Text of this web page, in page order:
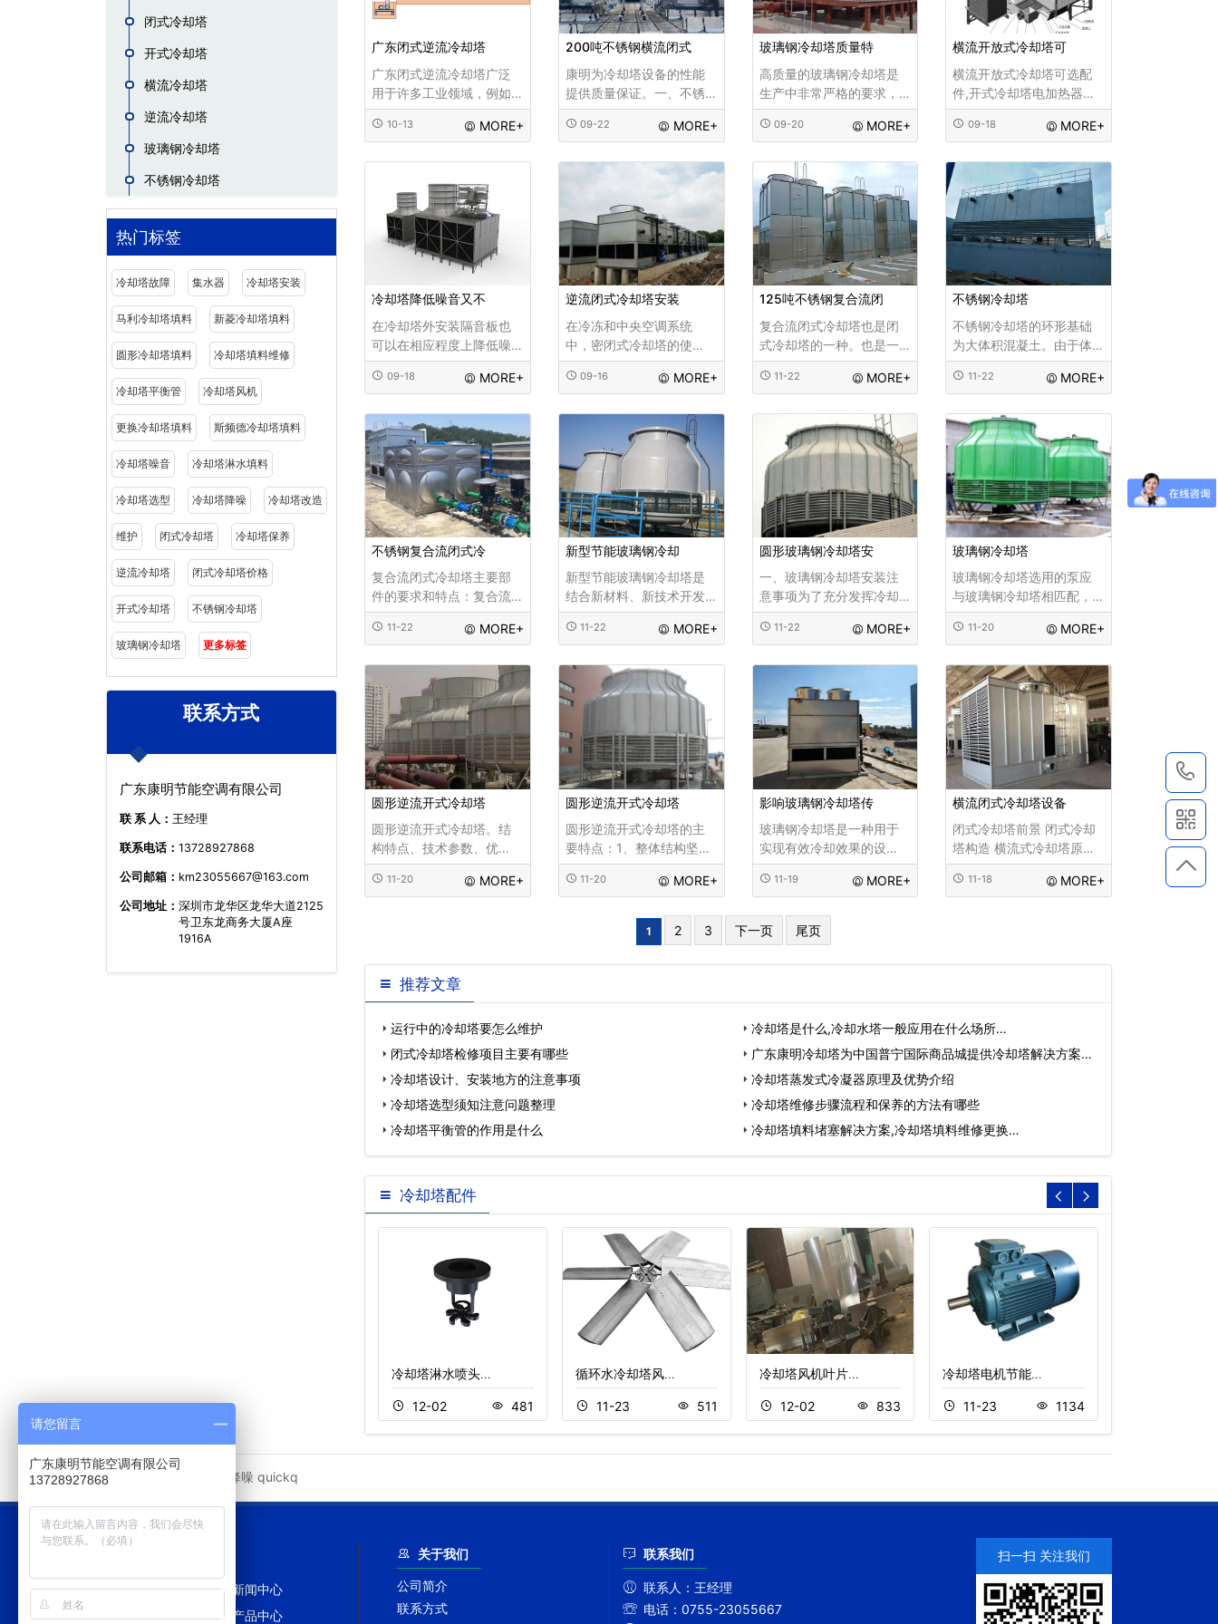
闭式冷却塔
开式冷却塔
横流冷却塔
逆流冷却塔
玻璃钢冷却塔
不锈钢冷却塔
热门标签
冷却塔故障 集水器 冷却塔安装
马利冷却塔填料 新菱冷却塔填料
圆形冷却塔填料 冷却塔填料维修
冷却塔平衡管 冷却塔风机
更换冷却塔填料 斯频德冷却塔填料
冷却塔噪音 冷却塔淋水填料
冷却塔选型 冷却塔降噪 冷却塔改造
维护 闭式冷却塔 冷却塔保养
逆流冷却塔 闭式冷却塔价格
开式冷却塔 不锈钢冷却塔
玻璃钢冷却塔 更多标签
联系方式
广东康明节能空调有限公司
联 系 人： 王经理
联系电话： 13728927868
公司邮箱： km23055667@163.com
公司地址： 深圳市龙华区龙华大道2125
号卫东龙商务大厦A座
1916A
广东闭式逆流冷却塔
广东闭式逆流冷却塔广泛
用于许多工业领域，例如
化学，钢铁，食品，汽车
制造和中央空调。产品优
液体介质在盘管中流动，
这可以防止冷却水被外部
环境污染。管道中冷却水
的热量通过塔中
10-13 MORE+
200吨不锈钢横流闭式
康明为冷却塔设备的性能
提供质量保证。一、不锈
钢横流闭式冷却塔参考数
据：湿球温度28，安装地
式冷却塔主要材料配件，
供货范围(1)一座闭式冷却
塔(包括、风机、盘管、喷
淋泵系统等。).(2)一套辅机
2T
09-22 MORE+
玻璃钢冷却塔质量特
高质量的玻璃钢冷却塔是
生产中非常严格的要求，
所以每一步都要做仔细!首
先来说说广东康明节能空
塔，我们又是如何控制冷
却塔质量的...
09-20 MORE+
横流开放式冷却塔可
横流开放式冷却塔可选配
件,开式冷却塔电加热器、
减震器、冷却塔闸板直
管、弯头、防护栏杆、自
塔电机、冷却塔电气柜、
冷却塔供水装置、冷却塔
配料罐...
09-18 MORE+
冷却塔降低噪音又不
在冷却塔外安装隔音板也
可以在相应程度上降低噪
声，但缺点是冷却塔的通
风会减少，冷却塔的热交
制方面，低频或极低频的
衰减很小，这使空调系统
易于发生高压跳闸，设备
故障，能耗增加等问题...
09-18 MORE+
逆流闭式冷却塔安装
在冷冻和中央空调系统
中，密闭式冷却塔的使
用，保证了冷凝系统的稳
定高效换热，延长了设备
09-16 MORE+
125吨不锈钢复合流闭
复合流闭式冷却塔也是闭
式冷却塔的一种。也是一
种冷却塔，在水塔内部安
装管壳式换热器，外部循
的喷射水产生热交换，从
而达到冷却的效果...
11-22 MORE+
不锈钢冷却塔
不锈钢冷却塔的环形基础
为大体积混凝土。由于体
积厚度大，周长长，混凝
土一次浇筑成型容易出现
总结和讨论多年经验的基
础上，进行了改进，并进
一步采取了防腐措施：进
行了改进，并进一步采...
11-22 MORE+
不锈钢复合流闭式冷
复合流闭式冷却塔主要部
件的要求和特点：复合流
闭式冷却塔的工作原理
是，设备运行时，设备产
过管道流向盘管，盘管被
喷淋水持续冷却...
11-22 MORE+
新型节能玻璃钢冷却
新型节能玻璃钢冷却塔是
结合新材料、新技术开发
的新型冷却塔产品。冷却
塔外壳应采用优质树脂、
和韧性高、抗弯强度好、
表面光泽好的材料。金属
框
11-22 MORE+
圆形玻璃钢冷却塔安
一、玻璃钢冷却塔安装注
意事项为了充分发挥冷却
塔的功能，应选择好安装
地点。(1)应放在通风良
入冷却塔...
11-22 MORE+
玻璃钢冷却塔
玻璃钢冷却塔选用的泵应
与玻璃钢冷却塔相匹配，
以保证流量、扬程等工艺
要求。1、玻璃钢冷却塔的
用、耐腐蚀、装配配合准
确。2、均匀布水、少壁
流、喷淋装置选择合理...
11-20 MORE+
圆形逆流开式冷却塔
圆形逆流开式冷却塔。结
构特点、技术参数、优
点、适用范围， 圆形逆
流玻璃钢冷却塔采用逆流
布水，布水均匀，冷却效
果增强...
11-20 MORE+
圆形逆流开式冷却塔
圆形逆流开式冷却塔的主
要特点：1、整体结构坚固
轻巧，机身和水盘采用玻
璃钢材质，永不腐蚀。带
理可以抵抗阳光的伤害。
2、所有钢材均为热浸镀
锌，耐
11-20 MORE+
影响玻璃钢冷却塔传
玻璃钢冷却塔是一种用于
实现有效冷却效果的设
备，其安装位置主要取决
于散热片、风机风量、冷
风条件。散热片是冷却塔
的核心组件，小型冷却塔
通常采用热压或热吸式聚
塔则主要采
11-19 MORE+
横流闭式冷却塔设备
闭式冷却塔前景 闭式冷却
塔构造 横流式冷却塔原理
什么是横流式冷却塔 冷却
塔横流与逆流 横流式冷却
11-18 MORE+
1 2 3 下一页 尾页
推荐文章
运行中的冷却塔要怎么维护
冷却塔是什么,冷却水塔一般应用在什么场所…
闭式冷却塔检修项目主要有哪些
广东康明冷却塔为中国普宁国际商品城提供冷却塔解决方案…
冷却塔设计、安装地方的注意事项
冷却塔蒸发式冷凝器原理及优势介绍
冷却塔选型须知注意问题整理
冷却塔维修步骤流程和保养的方法有哪些
冷却塔平衡管的作用是什么
冷却塔填料堵塞解决方案,冷却塔填料维修更换…
冷却塔配件
11-23 848 12-02
冷却塔淋水喷头…
12-02 481
循环水冷却塔风…
11-23 511
冷却塔风机叶片…
12-02 833
冷却塔电机节能…
11-23 1134
冷却塔降噪 quickq
网站首页
新闻中心
冷却塔百科
产品中心
关于我们
公司简介
联系方式
联系我们
联系人： 王经理
电话： 0755-23055667
扫一扫 关注我们
请您留言
广东康明节能空调有限公司
13728927868